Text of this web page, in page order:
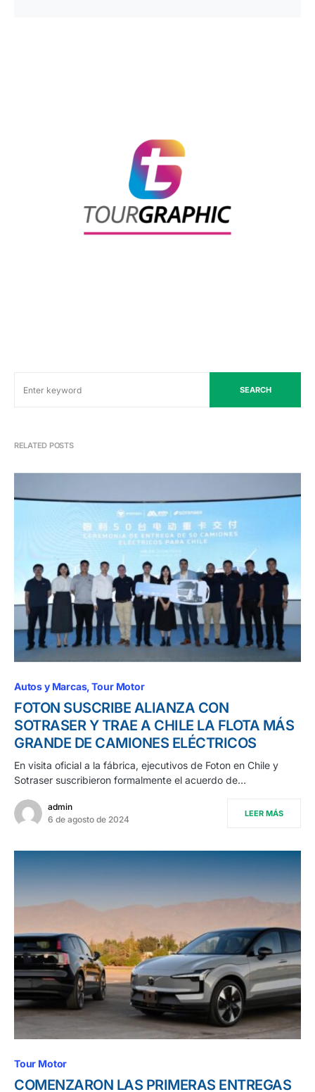
SEARCH
RELATED POSTS
Autos y Marcas Tour Motor
FOTON SUSCRIBE ALIANZA CON
SOTRASER Y TRAE A CHILE LA FLOTA MÁS
GRANDE DE CAMIONES ELÉCTRICOS
En visita oficial a la fábrica, ejecutivos de Foton en Chile y
Sotraser suscribieron formalmente el acuerdo de…
admin
6 de agosto de 2024
LEER MÁS
Tour Motor
COMENZARON LAS PRIMERAS ENTREGAS